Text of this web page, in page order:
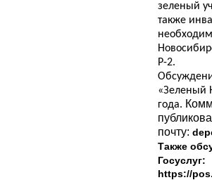
зеленый
также
Р-2.
«Зеленый
года.
почту:
Также
Госуслуг:
https://